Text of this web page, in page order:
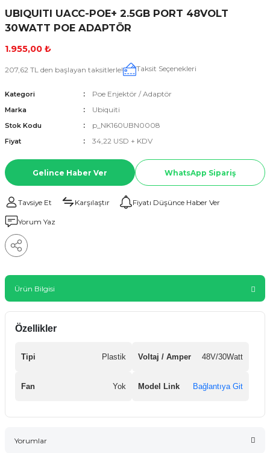
UBIQUITI UACC-POE+ 2.5GB PORT 48VOLT
30WATT POE ADAPTÖR
1.955,00 ₺
207,62 TL den başlayan taksitlerle! Taksit Seçenekleri
Kategori Poe Enjektör / Adaptör
Marka Ubiquiti
Stok Kodu p_NK160UBN0008
Fiyat 34,22 USD + KDV
Gelince Haber Ver WhatsApp Sipariş
Tavsiye Et Karşılaştır Fiyatı Düşünce Haber Ver
Yorum Yaz
Ürün Bilgisi
Özellikler
Tipi Plastik Voltaj / Amper 48V/30Watt
Fan Yok Model Link Bağlantıya Git
Yorumlar